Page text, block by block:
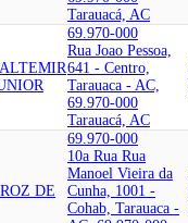
Tarauacá, AC
ALTEMIR
69.970-000
Rua Joao Pessoa,
641 - Centro,
Tarauaca - AC,
69.970-000
Tarauacá, AC
DE
69.970-000
10a Rua Rua
Manoel Vieira da
Cunha, 1001 -
Cohab, Tarauaca -